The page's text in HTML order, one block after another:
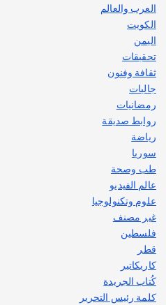
العرب والعالم
الكويت
اليمن
تحقيقات
ثقافة وفنون
جاليات
رمضانيات
روابط صديقة
رياضة
سوريا
طب وصحة
عالم الفيديو
علوم وتكنولوجيا
غير مصنف
فلسطين
قطر
كاريكاتير
كُتاب الجريدة
كلمة رئيس التحرير